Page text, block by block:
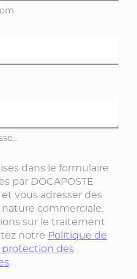
dans le formulaire
par DOCAPOSTE
vous adresser des
commerciale.
sur le traitement
notre Politique de
des
.